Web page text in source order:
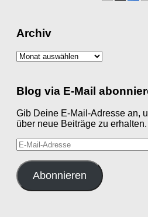
Archiv
Archiv
Blog via E-Mail
Gib Deine E-Mail-Adresse an,
über neue Beiträge zu erhalten.
E-
Mail-
Adresse
Abonnieren